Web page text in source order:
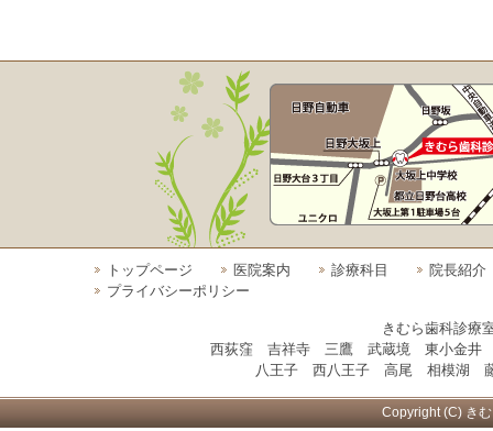
トップページ 医院案内 診療科目
院長紹介
プライバシーポリシー
きむら歯科診療
西荻窪 吉祥寺 三鷹 武蔵境 東小金
八王子 西八王子 高尾 相模湖
Copyright (C) き